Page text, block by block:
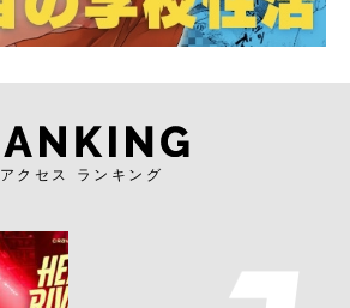
アクセス ランキング